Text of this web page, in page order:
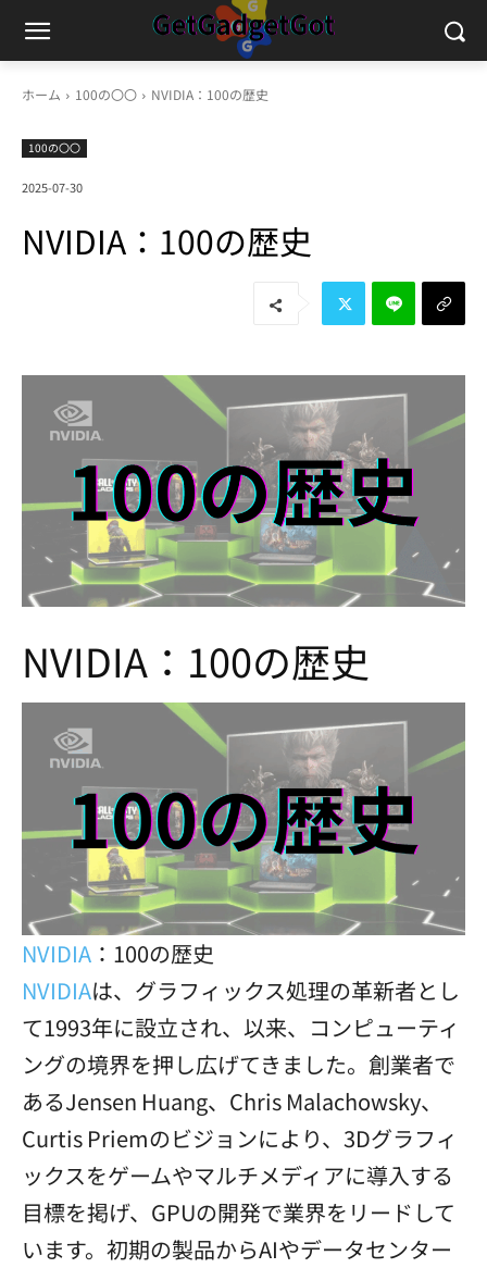
ホーム 100の〇〇 NVIDIA：100の歴史
100の〇〇
2025-07-30
NVIDIA：100の歴史
NVIDIA：100の歴史
NVIDIA ：100の歴史
NVIDIAは、グラフィックス処理の革新者とし
て1993年に設立され、以来、コンピューティ
ングの境界を押し広げてきました。創業者で
あるJensen Huang、Chris Malachowsky、
Curtis Priemのビジョンにより、3Dグラフィ
ックスをゲームやマルチメディアに導入する
目標を掲げ、GPUの開発で業界をリードして
います。初期の製品からAIやデータセンター